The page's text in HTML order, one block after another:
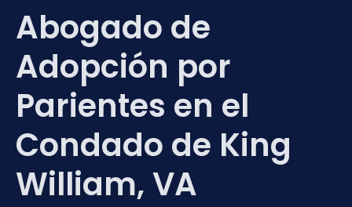
Abogado de
Adopción por
Parientes en el
Condado de King
William, VA